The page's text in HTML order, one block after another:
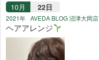
10月 22日
2021年 AVEDA BLOG 沼津大岡店
ヘアアレンジ